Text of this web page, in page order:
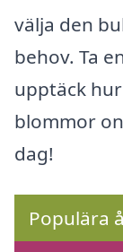
välja den
behov. Ta
upptäck
blommor
dag!
Populära